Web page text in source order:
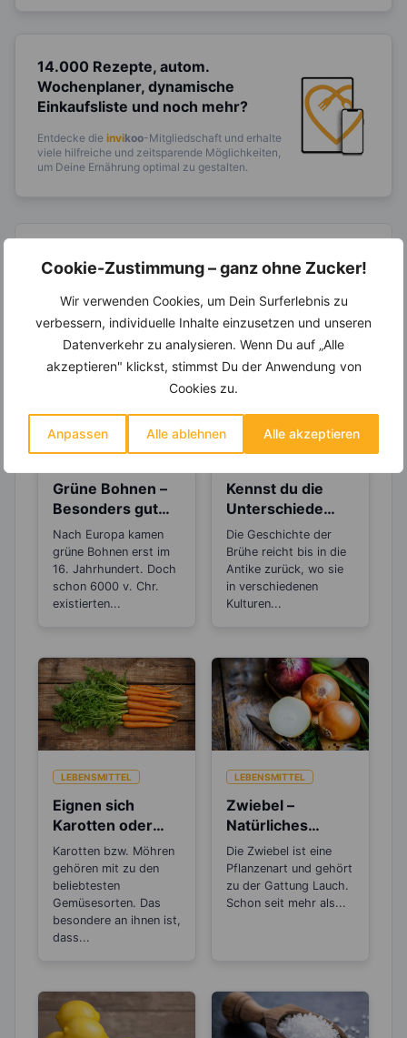
Cookie-Zustimmung – ganz ohne Zucker!
Wir verwenden Cookies, um Dein Surferlebnis zu
verbessern, individuelle Inhalte einzusetzen und unseren
Datenverkehr zu analysieren. Wenn Du auf „Alle
akzeptieren" klickst, stimmst Du der Anwendung von
Cookies zu.
Anpassen Alle ablehnen Alle akzeptieren
14.000 Rezepte, autom.
Wochenplaner, dynamische
Einkaufsliste und noch mehr?
Entdecke die invikoo-Mitgliedschaft und erhalte
viele hilfreiche und zeitsparende Möglichkeiten,
um Deine Ernährung optimal zu gestalten.
Erfahre mehr über die Zutaten
Grüne Bohnen –
Besonders gut
für die
Herzgesundheit
Nach Europa kamen
grüne Bohnen erst im
16. Jahrhundert. Doch
schon 6000 v. Chr.
existierten...
Kennst du die
Unterschiede
zwischen Brühe,
Fond und
Bouillon?
Die Geschichte der
Brühe reicht bis in die
Antike zurück, wo sie
in verschiedenen
Kulturen...
LEBENSMITTEL
Eignen sich
Karotten oder
Möhren zum
Abnehmen?
Karotten bzw. Möhren
gehören mit zu den
beliebtesten
Gemüsesorten. Das
besondere an ihnen ist,
dass...
LEBENSMITTEL
Zwiebel –
Natürliches
Antibiotikum und
„Wunder“-
Heilmittel
Die Zwiebel ist eine
Pflanzenart und gehört
zu der Gattung Lauch.
Schon seit mehr als...